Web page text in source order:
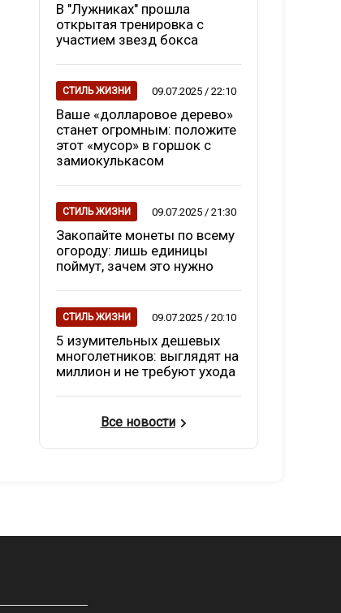
В "Лужниках" прошла
открытая тренировка с
участием звезд бокса
СТИЛЬ ЖИЗНИ 09.07.2025 / 22:10
Ваше «долларовое дерево»
станет огромным: положите
этот «мусор» в горшок с
замиокулькасом
СТИЛЬ ЖИЗНИ 09.07.2025 / 21:30
Закопайте монеты по всему
огороду: лишь единицы
поймут, зачем это нужно
СТИЛЬ ЖИЗНИ 09.07.2025 / 20:10
5 изумительных дешевых
многолетников: выглядят на
миллион и не требуют ухода
Все новости